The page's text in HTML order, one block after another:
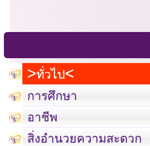
ทั่วไป
การศึกษา
อาชีพ
สิ่งอำนวยความสะดวก